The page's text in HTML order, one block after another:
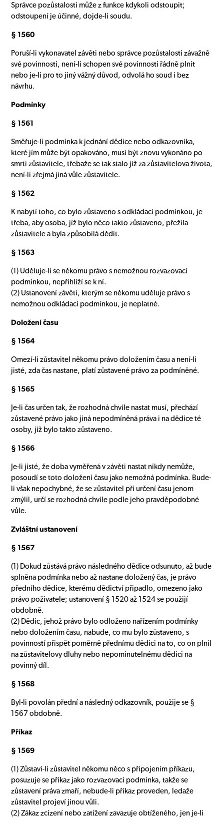
Správce pozůstalosti může z funkce kdykoli odstoupit;
odstoupení je účinné, dojde-li soudu.
§ 1560
Poruší-li vykonavatel závěti nebo správce pozůstalosti závažně
své povinnosti, není-li schopen své povinnosti řádně plnit
nebo je-li pro to jiný vážný důvod, odvolá ho soud i bez
návrhu.
Podmínky
§ 1561
Směřuje-li podmínka k jednání dědice nebo odkazovníka,
které jím může být opakováno, musí být znovu vykonáno po
smrti zůstavitele, třebaže se tak stalo již za zůstavitelova života,
není-li zřejmá jiná vůle zůstavitele.
§ 1562
K nabytí toho, co bylo zůstaveno s odkládací podmínkou, je
třeba, aby osoba, jíž bylo něco takto zůstaveno, přežila
zůstavitele a byla způsobilá dědit.
§ 1563
(1) Uděluje-li se někomu právo s nemožnou rozvazovací
podmínkou, nepřihlíží se k ní.
(2) Ustanovení závěti, kterým se někomu uděluje právo s
nemožnou odkládací podmínkou, je neplatné.
Doložení času
§ 1564
Omezí-li zůstavitel někomu právo doložením času a není-li
jisté, zda čas nastane, platí zůstavené právo za podmíněné.
§ 1565
Je-li čas určen tak, že rozhodná chvíle nastat musí, přechází
zůstavené právo jako jiná nepodmíněná práva i na dědice té
osoby, jíž bylo takto zůstaveno.
§ 1566
Je-li jisté, že doba vyměřená v závěti nastat nikdy nemůže,
posoudí se toto doložení času jako nemožná podmínka. Bude-
li však nepochybné, že se zůstavitel při určení času jenom
zmýlil, určí se rozhodná chvíle podle jeho pravděpodobné
vůle.
Zvláštní ustanovení
§ 1567
(1) Dokud zůstává právo následného dědice odsunuto, až bude
splněna podmínka nebo až nastane doložený čas, je právo
předního dědice, kterému dědictví připadlo, omezeno jako
právo poživatele; ustanovení § 1520 až 1524 se použijí
obdobně.
(2) Dědic, jehož právo bylo odloženo nařízením podmínky
nebo doložením času, nabude, co mu bylo zůstaveno, s
povinností přispět poměrně přednímu dědici na to, co on plnil
na zůstavitelovy dluhy nebo nepominutelnému dědici na
povinný díl.
§ 1568
Byl-li povolán přední a následný odkazovník, použije se §
1567 obdobně.
Příkaz
§ 1569
(1) Zůstaví-li zůstavitel někomu něco s připojením příkazu,
posuzuje se příkaz jako rozvazovací podmínka, takže se
zůstavení práva zmaří, nebude-li příkaz proveden, ledaže
zůstavitel projeví jinou vůli.
(2) Zákaz zcizení nebo zatížení zavazuje obtíženého, jen je-li